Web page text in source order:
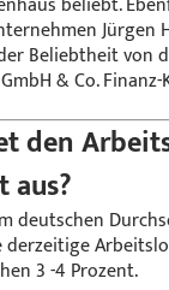
Jürgen
Beliebtheit von
& Co. Finanz-
den
deutschen
derzeitige
3 -4 Prozent.